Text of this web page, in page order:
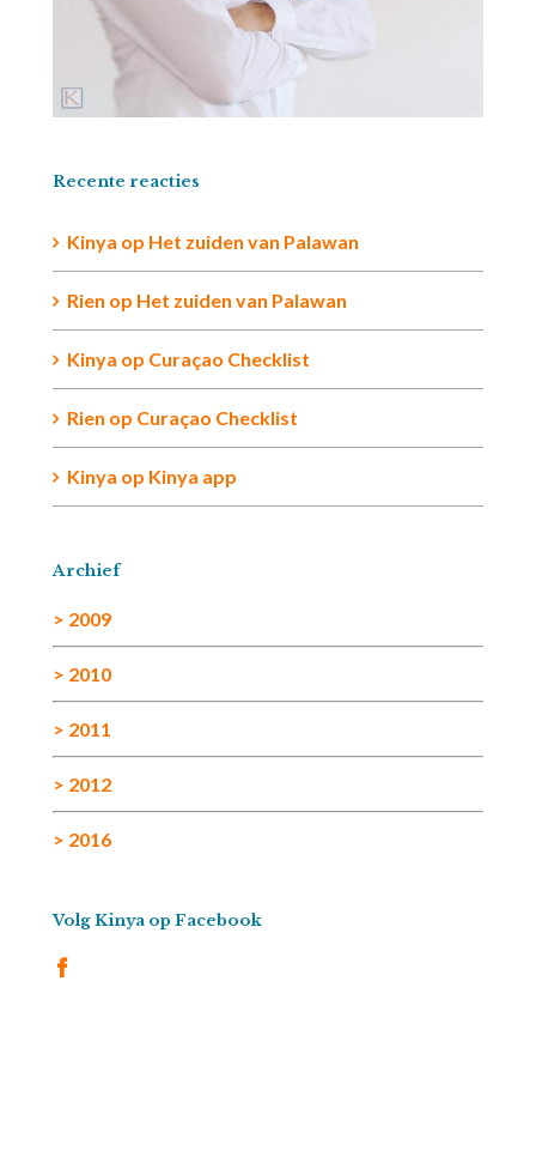
Recente reacties
Kinya op Het zuiden van Palawan
Rien op Het zuiden van Palawan
Kinya op Curaçao Checklist
Rien op Curaçao Checklist
Kinya op Kinya app
Archief
> 2009
> 2010
> 2011
> 2012
> 2016
Volg Kinya op Facebook